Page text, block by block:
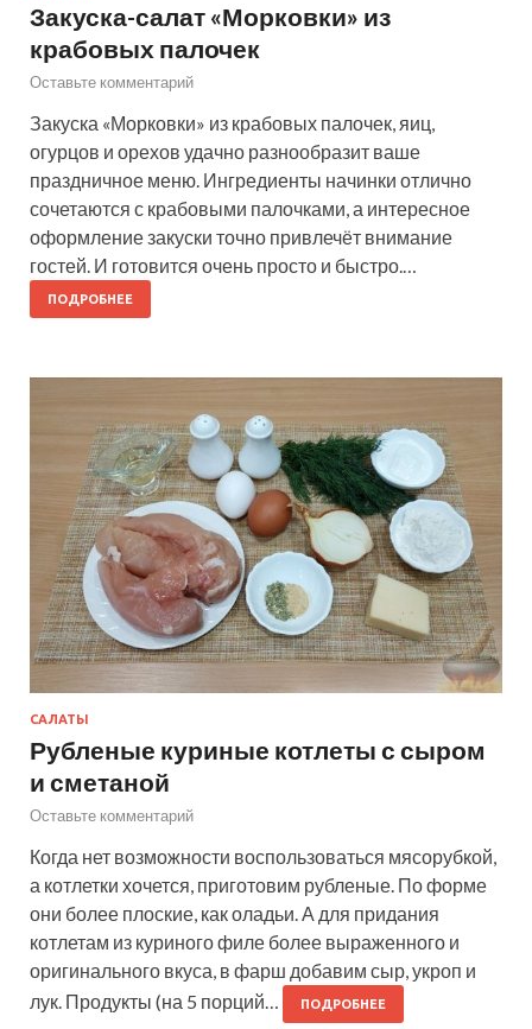
Закуска-салат «Морковки» из
крабовых палочек
Оставьте комментарий
Закуска «Морковки» из крабовых палочек, яиц,
огурцов и орехов удачно разнообразит ваше
праздничное меню. Ингредиенты начинки отлично
сочетаются с крабовыми палочками, а интересное
оформление закуски точно привлечёт внимание
гостей. И готовится очень просто и быстро.…
ПОДРОБНЕЕ
САЛАТЫ
Рубленые куриные котлеты с сыром
и сметаной
Оставьте комментарий
Когда нет возможности воспользоваться мясорубкой,
а котлетки хочется, приготовим рубленые. По форме
они более плоские, как оладьи. А для придания
котлетам из куриного филе более выраженного и
оригинального вкуса, в фарш добавим сыр, укроп и
лук. Продукты (на 5 порций…
ПОДРОБНЕЕ